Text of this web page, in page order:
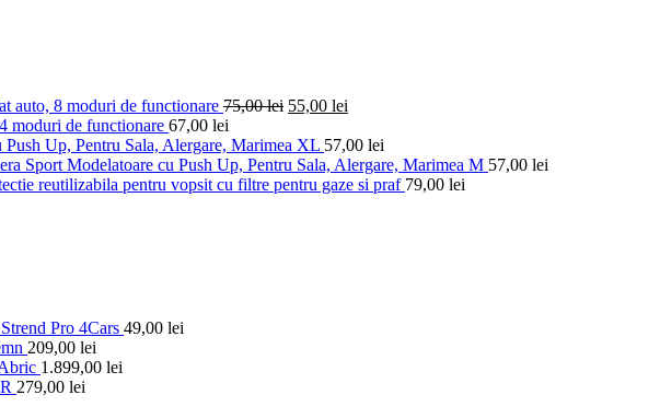
auto, 8 moduri de functionare 75,00lei 55,00 lei
moduri de functionare 67,00 lei
Up, Pentru Sala, Alergare, Marimea XL 57,00 lei
Sport Modelatoare cu Push Up, Pentru Sala, Alergare, Marimea M 57,00 lei
reutilizabila pentru vopsit cu filtre pentru gaze si praf 79,00 lei
Pro 4Cars 49,00 lei
209,00 lei
1.899,00 lei
279,00 lei